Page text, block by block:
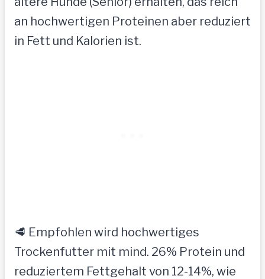
an hochwertigen Proteinen aber reduziert
in Fett und Kalorien ist.
🥩 Empfohlen wird hochwertiges
Trockenfutter mit mind. 26% Protein und
reduziertem Fettgehalt von 12-14%, wie